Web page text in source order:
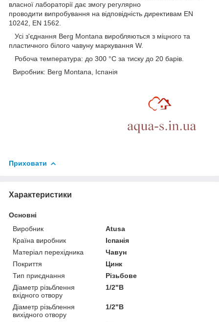
власної лабораторії дає змогу регулярно
проводити випробування на відповідність директивам EN
10242, EN 1562.
Усі з'єднання Berg Montana виробляються з міцного та
пластичного білого чавуну маркування W.
Робоча температура: до 300 °C за тиску до 20 барів.
Виробник: Berg Montana, Іспанія
Приховати
Характеристики
Основні
Виробник
Atusa
Країна виробник
Іспанія
Матеріал перехідника
Чавун
Покриття
Цинк
Тип приєднання
Різьбове
Діаметр різьблення
вхідного отвору
1/2"В
Діаметр різьблення
вихідного отвору
1/2"В